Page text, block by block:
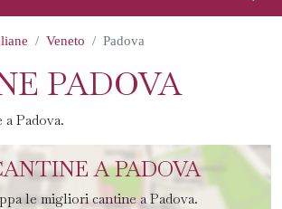
Veneto Padova
PADOVA
Padova.
A PADOVA
le migliori cantine a Padova.